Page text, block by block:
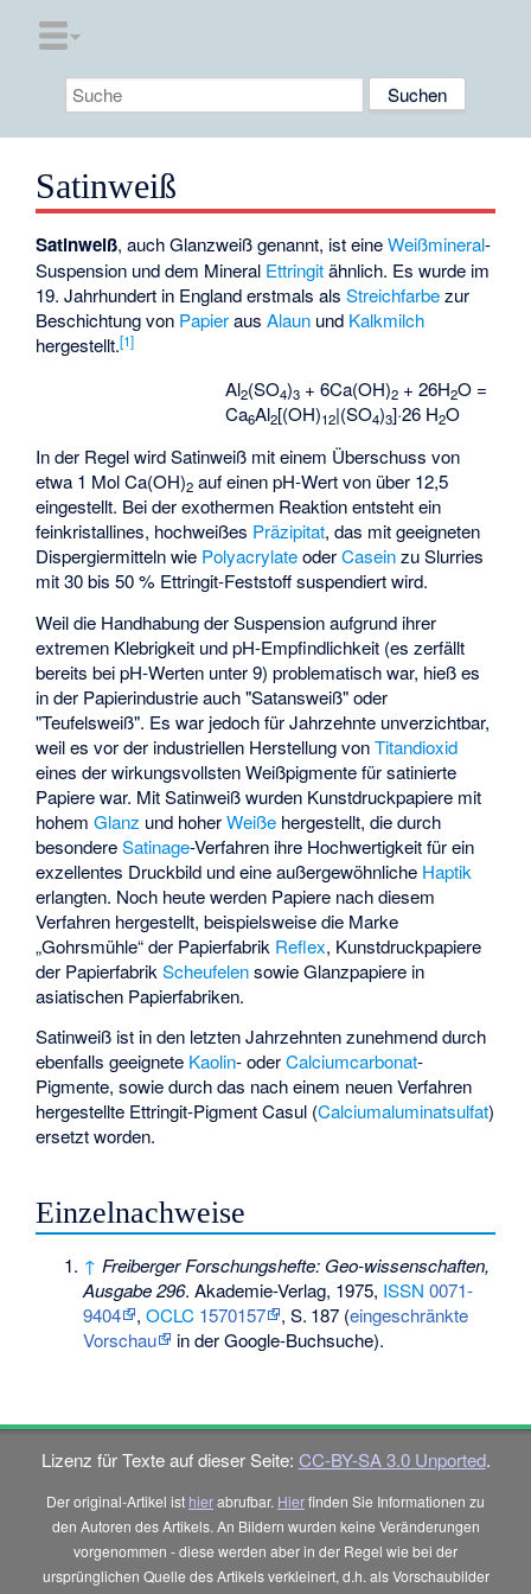
Satinweiß
Satinweiß, auch Glanzweiß genannt, ist eineWeißmineral-
Suspension und dem Mineral Ettringitähnlich. Es wurde im
19. Jahrhundert in England erstmals alsStreichfarbezur
Beschichtung von PapierausAlaun und Kalkmilch
hergestellt.[1]
Al2(SO4)3 + 6Ca(OH)2 + 26H2O =
Ca6Al2[(OH)12|(SO4)3]·26 H2O
In der Regel wird Satinweiß mit einem Überschuss von
etwa 1 Mol Ca(OH)2 auf einen pH-Wert von über 12,5
eingestellt. Bei der exothermen Reaktion entsteht ein
feinkristallines, hochweißes Präzipitat, das mit geeigneten
Dispergiermitteln wie PolyacrylateoderCaseinzu Slurries
mit 30 bis 50 % Ettringit-Feststoff suspendiert wird.
Weil die Handhabung der Suspension aufgrund ihrer
extremen Klebrigkeit und pH-Empfindlichkeit (es zerfällt
bereits bei pH-Werten unter 9) problematisch war, hieß es
in der Papierindustrie auch "Satansweiß" oder
"Teufelsweiß". Es war jedoch für Jahrzehnte unverzichtbar,
weil es vor der industriellen Herstellung vonTitandioxid
eines der wirkungsvollsten Weißpigmente für satinierte
Papiere war. Mit Satinweiß wurden Kunstdruckpapiere mit
hohemGlanz und hoherWeiße hergestellt, die durch
besondereSatinage-Verfahren ihre Hochwertigkeit für ein
exzellentes Druckbild und eine außergewöhnliche Haptik
erlangten. Noch heute werden Papiere nach diesem
Verfahren hergestellt, beispielsweise die Marke
„Gohrsmühle“ der Papierfabrik Reflex, Kunstdruckpapiere
der PapierfabrikScheufelensowie Glanzpapiere in
asiatischen Papierfabriken.
Satinweiß ist in den letzten Jahrzehnten zunehmend durch
ebenfalls geeignete Kaolin- oderCalciumcarbonat-
Pigmente, sowie durch das nach einem neuen Verfahren
hergestellte Ettringit-Pigment Casul (Calciumaluminatsulfat)
ersetzt worden.
Einzelnachweise
↑ Freiberger Forschungshefte: Geo-wissenschaften,
Ausgabe 296. Akademie-Verlag, 1975, ISSN 0071-
9404
,OCLC 1570157 ,S. 187 (eingeschränkte
Vorschau
in der Google-Buchsuche).
Lizenz für Texte auf dieser Seite: CC-BY-SA 3.0 Unported.
Der original-Artikel ist hierabrufbar. Hierfinden Sie Informationen zu
den Autoren des Artikels. An Bildern wurden keine Veränderungen
vorgenommen - diese werden aber in der Regel wie bei der
ursprünglichen Quelle des Artikels verkleinert, d.h. als Vorschaubilder